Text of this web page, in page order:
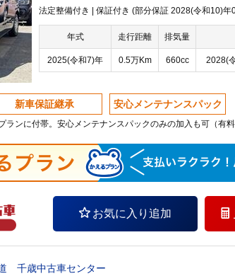
法定整備付き | 保証付き (部分保証 2028(令和10)
年式 走行距離 排気量
2025(令和7)年 0.5万Km 660cc 2028(
新車保証継承 安心メンテナンスパック
ンに付帯。安心メンテナンスパックのみの加入も可（有料
お気に入り追加
千歳中古車センター